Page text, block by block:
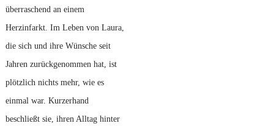
überraschend an einem
Herzinfarkt. Im Leben von Laura,
die sich und ihre Wünsche seit
Jahren zurückgenommen hat, ist
plötzlich nichts mehr, wie es
einmal war. Kurzerhand
beschließt sie, ihren Alltag hinter